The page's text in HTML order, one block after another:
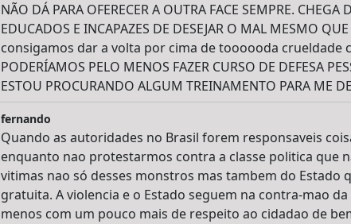
NÃO DÁ PARA OFERECER A OUTRA FACE SEMPRE. CHEGA
EDUCADOS E INCAPAZES DE DESEJAR O MAL MESMO
consigamos dar a volta por cima de toooooda crueldade
PODERÍAMOS PELO MENOS FAZER CURSO DE DEFESA
ESTOU PROCURANDO ALGUM TREINAMENTO PARA ME
fernando
Quando as autoridades no Brasil forem responsaveis
enquanto nao protestarmos contra a classe politica que
vitimas nao só desses monstros mas tambem do Estado
gratuita. A violencia e o Estado seguem na contra-mao
menos com um pouco mais de respeito ao cidadao de